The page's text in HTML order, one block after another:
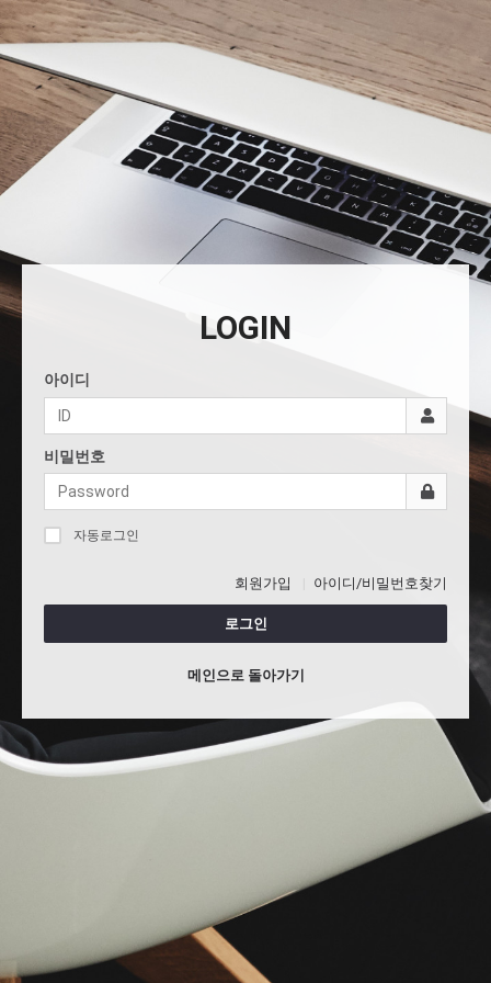
LOGIN
아이디
비밀번호
자동로그인
회원가입 아이디/비밀번호찾기
로그인
메인으로 돌아가기